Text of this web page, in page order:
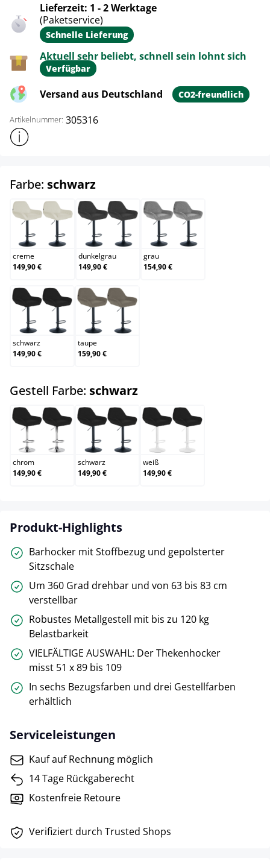
Lieferzeit: 1 - 2 Werktage
(Paketservice)
Schnelle Lieferung
Aktuell sehr beliebt, schnell sein lohnt sich
Verfügbar
Versand aus Deutschland CO2-freundlich
Artikelnummer: 305316
Weitere Produktinformationen anzeigen
Farbe: schwarzauswählen
creme
creme
149,90 €
dunkelgrau
dunkelgrau
149,90 €
grau
grau
154,90 €
schwarz
schwarz
149,90 €
taupe
taupe
159,90 €
Gestell Farbe: schwarzauswählen
chrom
chrom
149,90 €
schwarz
schwarz
149,90 €
weiß
149,90 €
Produkt-Highlights
Barhocker mit Stoffbezug und gepolsterter
Sitzschale
Um 360 Grad drehbar und von 63 bis 83 cm
verstellbar
Robustes Metallgestell mit bis zu 120 kg
Belastbarkeit
VIELFÄLTIGE AUSWAHL: Der Thekenhocker
misst 51 x 89 bis 109
In sechs Bezugsfarben und drei Gestellfarben
erhältlich
Serviceleistungen
Kauf auf Rechnung möglich
14 Tage Rückgaberecht
Kostenfreie Retoure
Verifiziert durch Trusted Shops